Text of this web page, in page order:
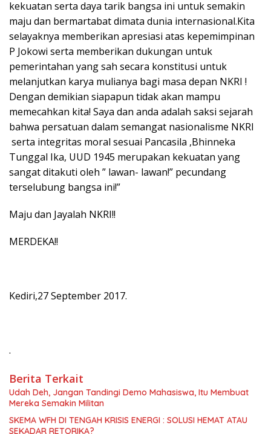
kekuatan serta daya tarik bangsa ini untuk semakin
maju dan bermartabat dimata dunia internasional.Kita
selayaknya memberikan apresiasi atas kepemimpinan
P Jokowi serta memberikan dukungan untuk
pemerintahan yang sah secara konstitusi untuk
melanjutkan karya mulianya bagi masa depan NKRI !
Dengan demikian siapapun tidak akan mampu
memecahkan kita! Saya dan anda adalah saksi sejarah
bahwa persatuan dalam semangat nasionalisme NKRI
serta integritas moral sesuai Pancasila ,Bhinneka
Tunggal Ika, UUD 1945 merupakan kekuatan yang
sangat ditakuti oleh ” lawan- lawan!” pecundang
terselubung bangsa ini!”
Maju dan Jayalah NKRI!!
MERDEKA!!
Kediri,27 September 2017.
.
Berita Terkait
Udah Deh, Jangan Tandingi Demo Mahasiswa, Itu Membuat
Mereka Semakin Militan
SKEMA WFH DI TENGAH KRISIS ENERGI : SOLUSI HEMAT ATAU
SEKADAR RETORIKA?